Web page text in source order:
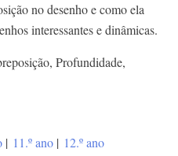
no desenho e como ela
interessantes e dinâmicas.
Profundidade,
| 11.º ano | 12.º ano